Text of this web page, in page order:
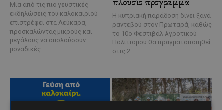
Μία από τις πιο γευστικές
εκδηλώσεις του καλοκαιριού
επιστρέφει στα Λεύκαρα,
προσκαλώντας μικρούς και
μεγάλους να απολαύσουν
μοναδικές...
Η κυπριακή παράδοση δίνει ξανά
ραντεβού στον Πρωταρά, καθώς
το 10ο Φεστιβάλ Αγροτικού
Πολιτισμού θα πραγματοποιηθεί
στις 2...